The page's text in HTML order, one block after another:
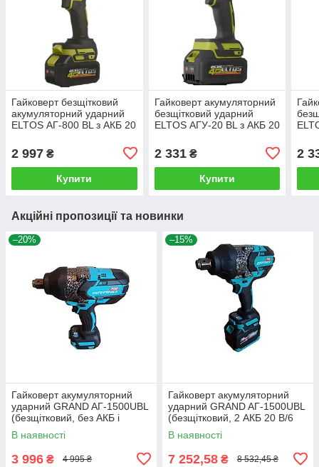
Гайковерт безщітковий
акумуляторний ударний
ELTOS АГ-800 BL з АКБ 20
2 997 ₴
Купити
Гайковерт акумуляторний
безщітковий ударний
ELTOS АГУ-20 BL з АКБ 20
2 331₴
Купити
2
Акційні пропозиції та новинки
–20%
Гайковерт акумуляторний
ударний GRAND AГ-1500UBL
(безщітковий, без АКБ і
зарядного пристрою)
В наявності
3 996 ₴ 4 995 ₴
–15%
Гайковерт акумуляторний
ударний GRAND AГ-1500UBL
(безщітковий, 2 АКБ 20 В/6
Ач, зарядне)
В наявності
7 252,58 ₴ 8 532,45 ₴